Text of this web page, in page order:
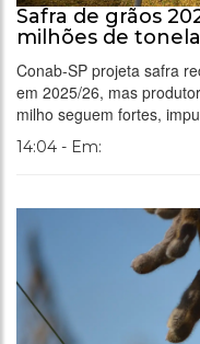
Safra de grãos
milhões de
Conab-SP projeta safra
em 2025/26, mas
milho seguem fortes,
14:04 - Em: